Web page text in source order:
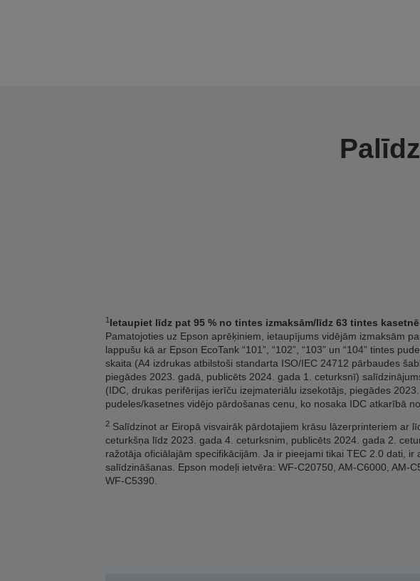
1Ietaupiet līdz pat 95 % no tintes izmaksām/līdz 63 tintes
Pamatojoties uz Epson aprēķiniem, ietaupījums vidējām izmaksām
lappušu kā ar Epson EcoTank “101”, “102”, “103” un “104” tintes
skaita (A4 izdrukas atbilstoši standarta ISO/IEC 24712 pārbaudes
piegādes 2023. gadā, publicēts 2024. gada 1. ceturksnī)
(IDC, drukas perifērijas ierīču izejmateriālu izsekotājs, piegādes
pudeles/kasetnes vidējo pārdošanas cenu, ko nosaka IDC atkarībā
2Salīdzinot ar Eiropā visvairāk pārdotajiem krāsu lāzerprinteriem ar
ceturkšņa līdz 2023. gada 4. ceturksnim, publicēts 2024. gada 2.
ražotāja oficiālajām specifikācijām. Ja ir pieejami tikai TEC 2.0 dati,
salīdzināšanas. Epson modeļi ietvēra: WF-C20750, AM-C6000, AM-
WF-C5390.